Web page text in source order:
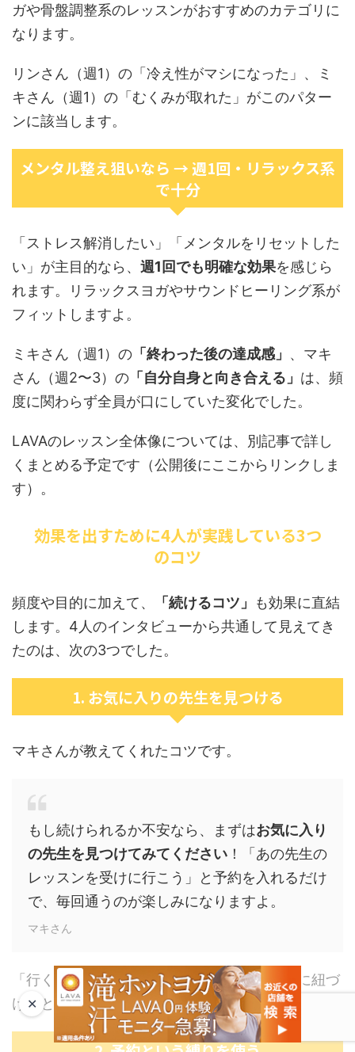
ガや骨盤調整系のレッスンがおすすめのカテゴリに
なります。
リンさん（週1）の「冷え性がマシになった」、ミ
キさん（週1）の「むくみが取れた」がこのパター
ンに該当します。
メンタル整え狙いなら → 週1回・リラックス系
で十分
「ストレス解消したい」「メンタルをリセットした
い」が主目的なら、 週1回でも明確な効果を感じら
れます。リラックスヨガやサウンドヒーリング系が
フィットしますよ。
ミキさん（週1）の 「終わった後の達成感」 、マキ
さん（週2〜3）の 「自分自身と向き合える」 は、頻
度に関わらず全員が口にしていた変化でした。
LAVAのレッスン全体像については、別記事で詳し
くまとめる予定です（公開後にここからリンクしま
す）。
効果を出すために4人が実践している3つ
のコツ
頻度や目的に加えて、 「続けるコツ」
も効果に直結
します。4人のインタビューから共通して見えてき
たのは、次の3つでした。
1. お気に入りの先生を見つける
マキさんが教えてくれたコツです。
もし続けられるか不安なら、まずはお気に入り
の先生を見つけてみてください ！「あの先生の
レッスンを受けに行こう」と予約を入れるだけ
で、毎回通うのが楽しみになりますよ。
マキさん
「行く理由」をレッスン内容ではなく「人」 に紐づ
けると、続けやすくなるという発見ですね。
✕